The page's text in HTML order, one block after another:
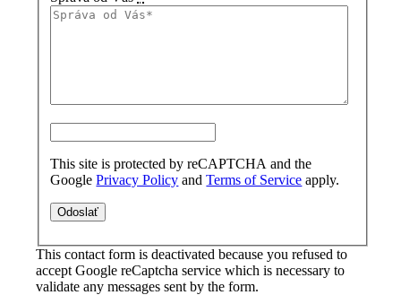
This site is protected by reCAPTCHA and the
GooglePrivacy Policy andTerms of Service apply.
This contact form is deactivated because you refused to
accept Google reCaptcha service which is necessary to
validate any messages sent by the form.